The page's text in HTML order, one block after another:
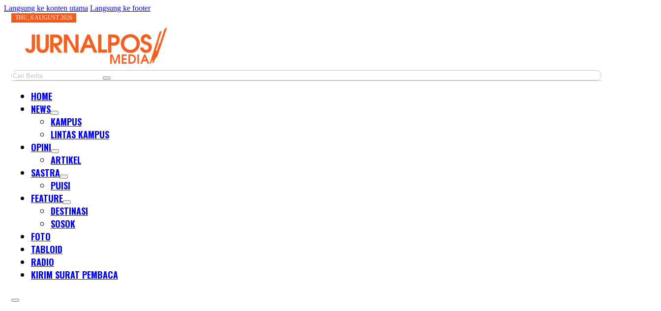
Langsung ke konten utama Langsung ke footer
THU, 6 AUGUST 2026
Cari
HOME
NEWS
KAMPUS
LINTAS KAMPUS
OPINI
ARTIKEL
SASTRA
PUISI
FEATURE
DESTINASI
SOSOK
FOTO
TABLOID
RADIO
KIRIM SURAT PEMBACA